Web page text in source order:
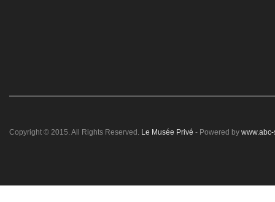
Copyright © 2015. All Rights Reserved. Le Musée Privé - Powered by